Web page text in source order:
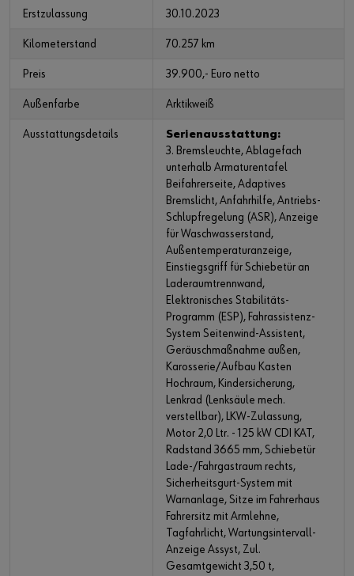
Erstzulassung 30.10.2023
Kilometerstand 70.257 km
Preis 39.900,- Euro netto
Außenfarbe Arktikweiß
Ausstattungsdetails
Serienausstattung:
3. Bremsleuchte, Ablagefach
unterhalb Armaturentafel
Beifahrerseite, Adaptives
Bremslicht, Anfahrhilfe, Antriebs-
Schlupfregelung (ASR), Anzeige
für Waschwasserstand,
Außentemperaturanzeige,
Einstiegsgriff für Schiebetür an
Laderaumtrennwand,
Elektronisches Stabilitäts-
Programm (ESP), Fahrassistenz-
System Seitenwind-Assistent,
Geräuschmaßnahme außen,
Karosserie/Aufbau Kasten
Hochraum, Kindersicherung,
Lenkrad (Lenksäule mech.
verstellbar), LKW-Zulassung,
Motor 2,0 Ltr. - 125 kW CDI KAT,
Radstand 3665 mm, Schiebetür
Lade-/Fahrgastraum rechts,
Sicherheitsgurt-System mit
Warnanlage, Sitze im Fahrerhaus
Fahrersitz mit Armlehne,
Tagfahrlicht, Wartungsintervall-
Anzeige Assyst, Zul.
Gesamtgewicht 3,50 t,